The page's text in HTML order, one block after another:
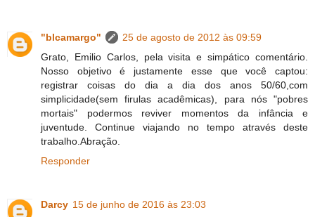
"blcamargo"
25 de agosto de 2012 às 09:59
Grato, Emilio Carlos, pela visita e simpático comentário.
Nosso objetivo é justamente esse que você captou:
registrar coisas do dia a dia dos anos 50/60,com
simplicidade(sem firulas acadêmicas), para nós "pobres
mortais" podermos reviver momentos da infância e
juventude. Continue viajando no tempo através deste
trabalho.Abração.
Responder
Darcy 15 de junho de 2016 às 23:03